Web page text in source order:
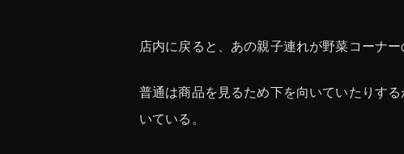
店内に戻ると、あの親子連れが野菜コーナ
普通は商品を見るため下を向いていたりす
いている。